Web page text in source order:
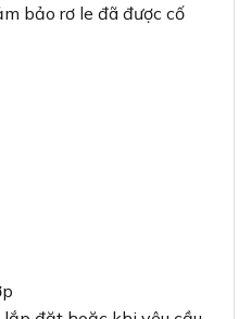
bảo rơ le đã được cố